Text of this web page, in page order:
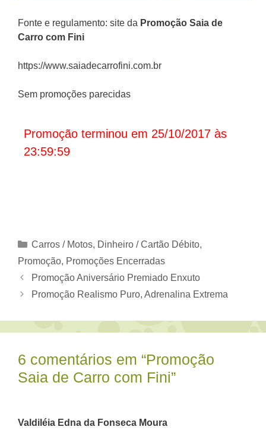
Fonte e regulamento: site da Promoção Saia de
Carro com Fini
https://www.saiadecarrofini.com.br
Sem promoções parecidas
Promoção terminou em 25/10/2017 às
23:59:59
Categorias
Carros / Motos, Dinheiro / Cartão Débito,
Promoção, Promoções Encerradas
Promoção Aniversário Premiado Enxuto
Promoção Realismo Puro, Adrenalina Extrema
6 comentários em “Promoção
Saia de Carro com Fini”
Valdiléia Edna da Fonseca Moura